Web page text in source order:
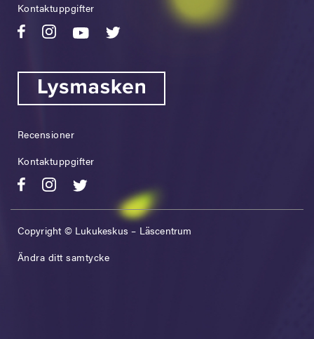
Kontaktuppgifter
Recensioner
Kontaktuppgifter
Copyright © Lukukeskus – Läscentrum
Ändra ditt samtycke